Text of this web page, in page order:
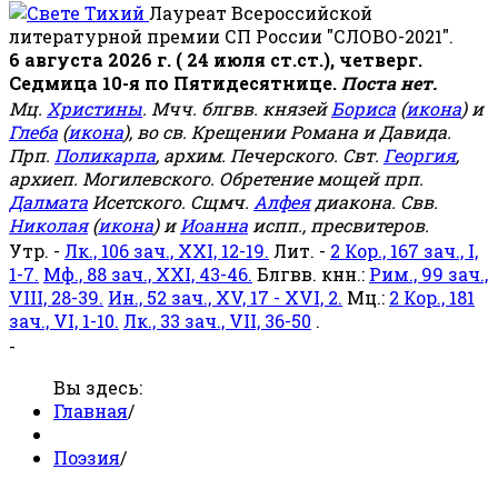
Лауреат Всероссийской
литературной премии СП России "СЛОВО-2021".
6 августа 2026 г. ( 24 июля ст.ст.), четверг.
Седмица 10-я по Пятидесятнице. Поста нет.
Мц. Христины. Мчч. блгвв. князейБориса (икона) и
Глеба (икона), во св. Крещении Романа и Давида.
Прп. Поликарпа, архим. Печерского. Свт. Георгия,
архиеп. Могилевского. Обретение мощей прп.
Далмата Исетского. Сщмч. Алфеядиакона. Свв.
Николая(икона) иИоанна испп., пресвитеров.
Утр. - Лк., 106 зач., XXI, 12-19. Лит. - 2 Кор., 167 зач., I,
1-7. Мф., 88 зач., XXI, 43-46. Блгвв. кнн.: Рим., 99 зач.,
VIII, 28-39. Ин., 52 зач., XV, 17 - XVI, 2. Мц.: 2 Кор., 181
зач., VI, 1-10. Лк., 33 зач., VII, 36-50 .
-
Вы здесь:
Главная/
Поэзия/